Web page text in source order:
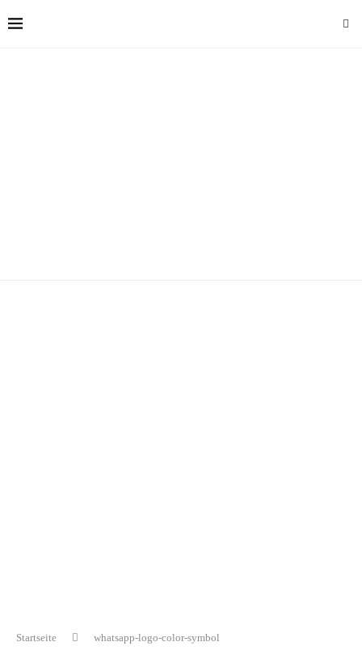
Startseite whatsapp-logo-color-symbol